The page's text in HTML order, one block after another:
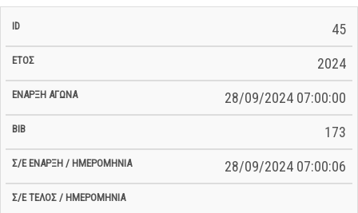
Αγώνα
Ημερομηνία
45
2024
28/09/2024 07:00:00
173
28/09/2024 07:00:06